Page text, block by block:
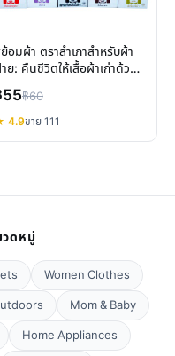
อมผ้า ตราสำเภาสำหรับผ้า
ย: คืนชีวิตให้เสื้อผ้าเก่าด้วย
นสดใส
฿60
4.9ขาย 111
วดหมู่
Women Clothes
Mom & Baby
Home Appliances